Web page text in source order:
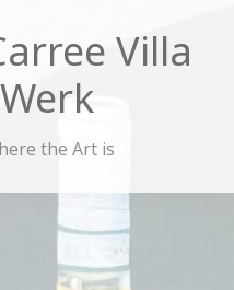
Villa
the Art is